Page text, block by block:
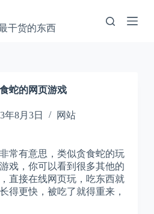
干货的东西
蛇的网页游戏
年8月3日 网站
常有意思，类似贪食蛇的玩
戏，你可以看到很多其他的
直接在线网页玩，吃东西就
得更快，被吃了就得重来，